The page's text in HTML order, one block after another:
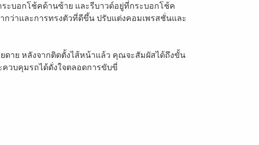
ะบอกโช้คด้านซ้าย และรีบาวด์อยู่ที่กระบอกโช้ค
ว่าและการทรงตัวที่ดีขึ้น ปรับแต่งคอมเพรสชั่นและ
ดาย หลังจากติดตั้งไส้หน้าแล้ว คุณจะสัมผัสได้ถึงขั้น
วบคุมรถได้ดั่งใจตลอดการขับขี่